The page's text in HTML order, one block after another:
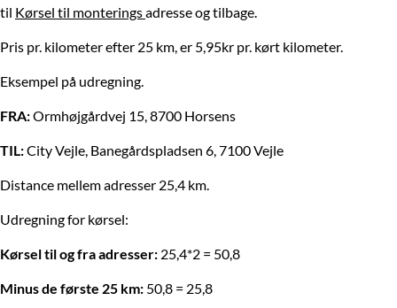
til Kørsel til monteringsadresse og tilbage.
Pris pr. kilometer efter 25 km, er 5,95kr pr. kørt kilometer.
Eksempel på udregning.
FRA:Ormhøjgårdvej 15, 8700 Horsens
TIL:City Vejle, Banegårdspladsen 6, 7100 Vejle
Distance mellem adresser 25,4 km.
Udregning for kørsel:
Kørsel til og fra adresser: 25,4*2 = 50,8
Minus de første 25 km: 50,8 = 25,8